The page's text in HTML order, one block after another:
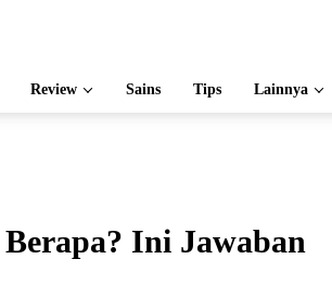
Review Sains Tips Lainnya
Ini Jawaban